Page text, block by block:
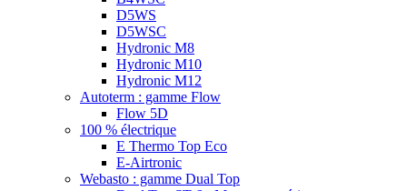
D5WS
D5WSC
Hydronic M8
Hydronic M10
Hydronic M12
Autoterm : gamme Flow
Flow 5D
100 % électrique
E Thermo Top Eco
E-Airtronic
Webasto : gamme Dual Top